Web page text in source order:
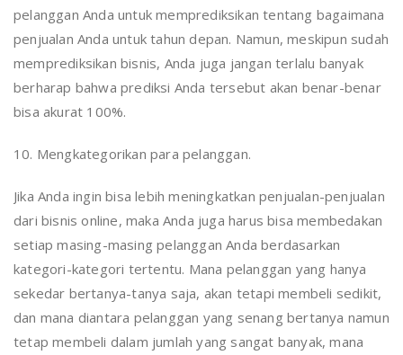
pelanggan Anda untuk memprediksikan tentang bagaimana
penjualan Anda untuk tahun depan. Namun, meskipun sudah
memprediksikan bisnis, Anda juga jangan terlalu banyak
berharap bahwa prediksi Anda tersebut akan benar-benar
bisa akurat 100%.
10. Mengkategorikan para pelanggan.
Jika Anda ingin bisa lebih meningkatkan penjualan-penjualan
dari bisnis online, maka Anda juga harus bisa membedakan
setiap masing-masing pelanggan Anda berdasarkan
kategori-kategori tertentu. Mana pelanggan yang hanya
sekedar bertanya-tanya saja, akan tetapi membeli sedikit,
dan mana diantara pelanggan yang senang bertanya namun
tetap membeli dalam jumlah yang sangat banyak, mana